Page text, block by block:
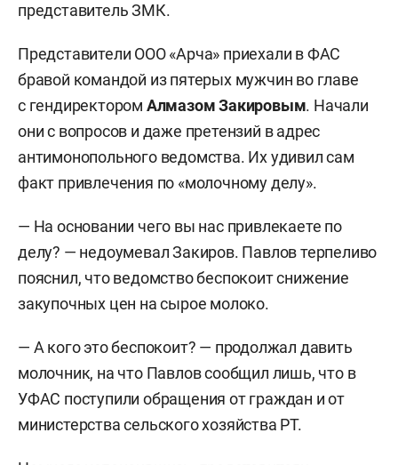
представитель ЗМК.
Представители ООО «Арча» приехали в ФАС
бравой командой из пятерых мужчин во главе
с гендиректором Алмазом Закировым. Начали
они с вопросов и даже претензий в адрес
антимонопольного ведомства. Их удивил сам
факт привлечения по «молочному делу».
— На основании чего вы нас привлекаете по
делу? — недоумевал Закиров. Павлов терпеливо
пояснил, что ведомство беспокоит снижение
закупочных цен на сырое молоко.
— А кого это беспокоит? — продолжал давить
молочник, на что Павлов сообщил лишь, что в
УФАС поступили обращения от граждан и от
министерства сельского хозяйства РТ.